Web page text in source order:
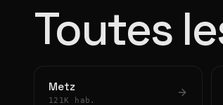
Toutes
Metz
121K hab.